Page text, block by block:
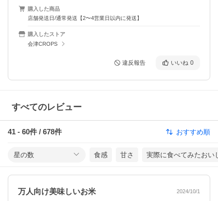
購入した商品
店舗発送日/通常発送【2〜4営業日以内に発送】
購入したストア
会津CROPS
違反報告 いいね 0
すべてのレビュー
41 - 60件 / 678件 おすすめ順
星の数 食感 甘さ 実際に食べてみたおい
万人向け美味しいお米 2024/10/1